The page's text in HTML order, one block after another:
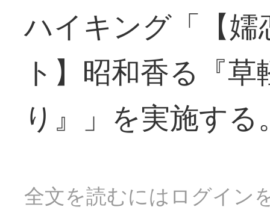
ハイキング「【
ト】昭和香る『
り』」を実施する
全文を読むにはログイン